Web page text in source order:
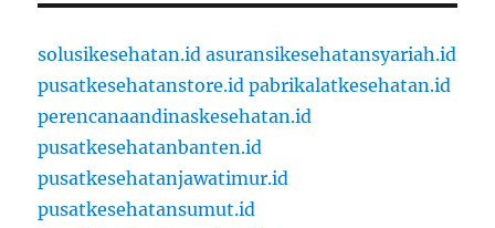
solusikesehatan.id asuransikesehatansyariah.id
pusatkesehatanstore.id pabrikalatkesehatan.id
perencanaandinaskesehatan.id
pusatkesehatanbanten.id
pusatkesehatanjawatimur.id
pusatkesehatansumut.id